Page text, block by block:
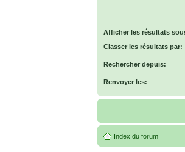
Afficher les résultats
Classer les résultats par:
Rechercher depuis:
Renvoyer les:
Index du forum